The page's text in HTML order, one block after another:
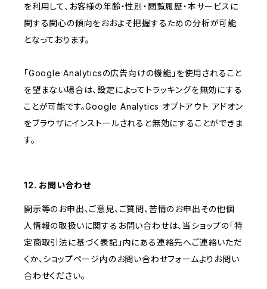
を利用して、お客様の年齢・性別・閲覧履歴・本サービスに
関する関心の傾向をおおよそ把握するための分析が可能
となっております。
「Google Analyticsの広告向けの機能」を使用されること
を望まない場合は、設定によってトラッキングを無効にする
ことが可能です。Google Analytics オプトアウト アドオン
をブラウザにインストールされると無効にすることができま
す。
12. お問い合わせ
開示等のお申出、ご意見、ご質問、苦情のお申出その他個
人情報の取扱いに関するお問い合わせは、当ショップの「特
定商取引法に基づく表記」内にある連絡先へご連絡いただ
くか、ショップページ内のお問い合わせフォームよりお問い
合わせください。